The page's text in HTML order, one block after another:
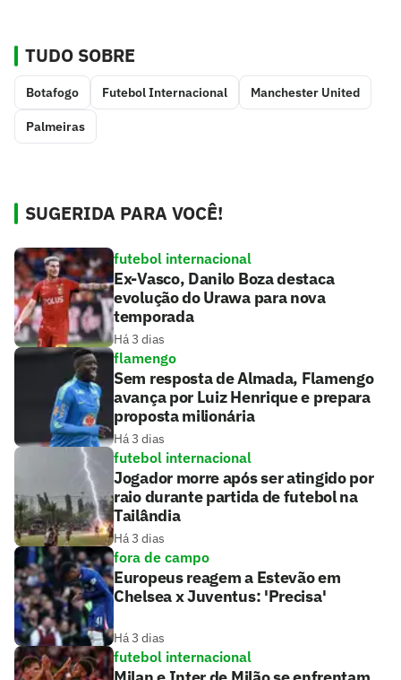
TUDO SOBRE
Botafogo Futebol Internacional Manchester United
Palmeiras
SUGERIDA PARA VOCÊ!
futebol internacional
Ex-Vasco, Danilo Boza destaca
evolução do Urawa para nova
temporada
Há 3 dias
flamengo
Sem resposta de Almada, Flamengo
avança por Luiz Henrique e prepara
proposta milionária
Há 3 dias
futebol internacional
Jogador morre após ser atingido por
raio durante partida de futebol na
Tailândia
Há 3 dias
fora de campo
Europeus reagem a Estevão em
Chelsea x Juventus: 'Precisa'
Há 3 dias
futebol internacional